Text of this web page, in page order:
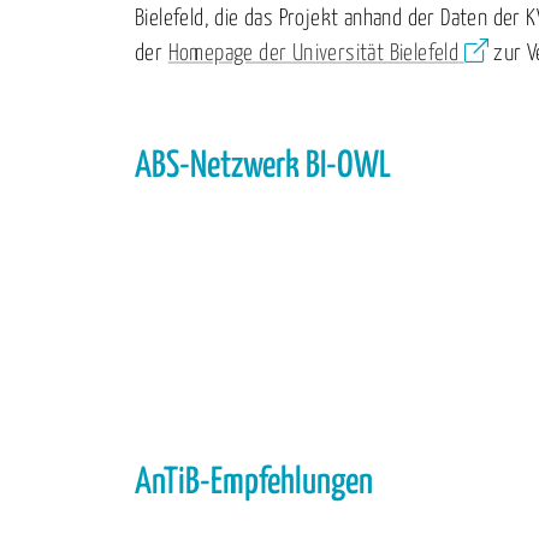
Bielefeld, die das Projekt anhand der Daten der
der Homepage der Universität Bielefeld zur
ABS-Netzwerk BI-OWL
AnTiB-Empfehlungen